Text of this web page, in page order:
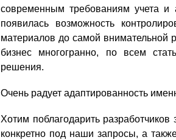
современным требованиям учета и
появилась возможность
материалов до самой внимательной
бизнес многогранно, по всем
решения.
Очень радует адаптированность
Хотим поблагодарить
конкретно под наши запросы, а